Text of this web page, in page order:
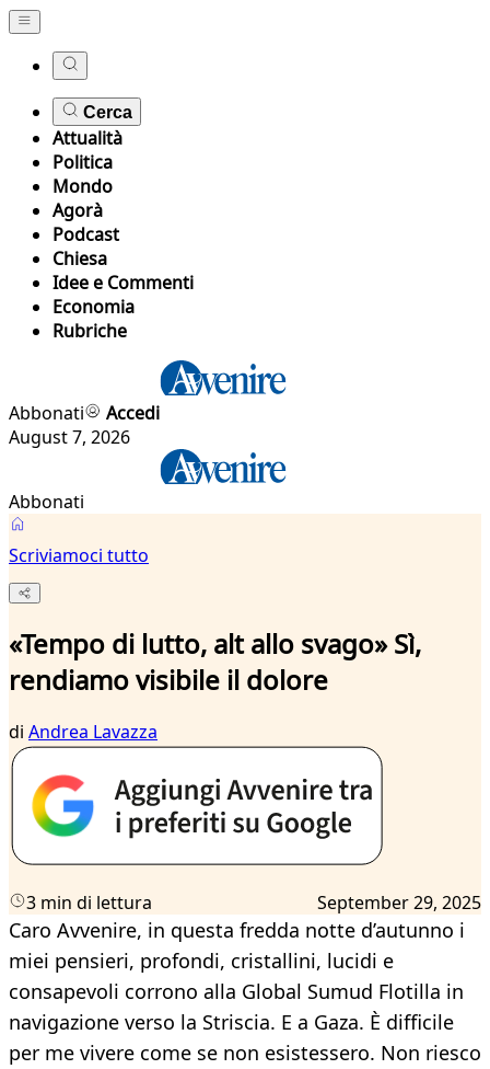
Cerca
Attualità
Politica
Mondo
Agorà
Podcast
Chiesa
Idee e Commenti
Economia
Rubriche
Abbonati
Accedi
August 7, 2026
Abbonati
Scriviamoci tutto
«Tempo di lutto, alt allo svago» Sì,
rendiamo visibile il dolore
di Andrea Lavazza
3 min di lettura September 29, 2025
Caro Avvenire, in questa fredda notte d’autunno i
miei pensieri, profondi, cristallini, lucidi e
consapevoli corrono alla Global Sumud Flotilla in
navigazione verso la Striscia. E a Gaza. È difficile
per me vivere come se non esistessero. Non riesco